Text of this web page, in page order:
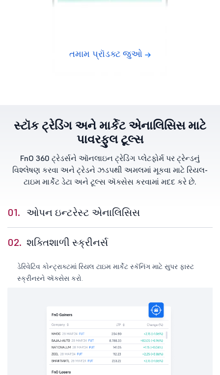
તમામ પ્રૉડક્ટ જુઓ
સ્ટૉક ટ્રેડિંગ અને માર્કેટ એનાલિસિસ માટે
પાવરફુલ ટૂલ્સ
FnO 360 ટ્રેડર્સને ઑનલાઇન ટ્રેડિંગ પ્લેટફોર્મ પર ટ્રેન્ડનું
વિશ્લેષણ કરવા અને ટ્રેડને ઝડપથી અમલમાં મૂકવા માટે રિયલ-
ટાઇમ માર્કેટ ડેટા અને ટૂલ્સ ઍક્સેસ કરવામાં મદદ કરે છે.
01. ઓપન ઇન્ટરેસ્ટ એનાલિસિસ
02. શક્તિશાળી સ્ક્રીનર્સ
ડેરિવેટિવ કોન્ટ્રાક્ટમાં રિયલ ટાઇમ માર્કેટ સ્કૅનિંગ માટે સુપર ફાસ્ટ
સ્ક્રીનરને ઍક્સેસ કરો.